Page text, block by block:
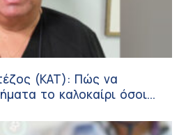
(ΚΑΤ): Πώς να
το καλοκαίρι όσοι